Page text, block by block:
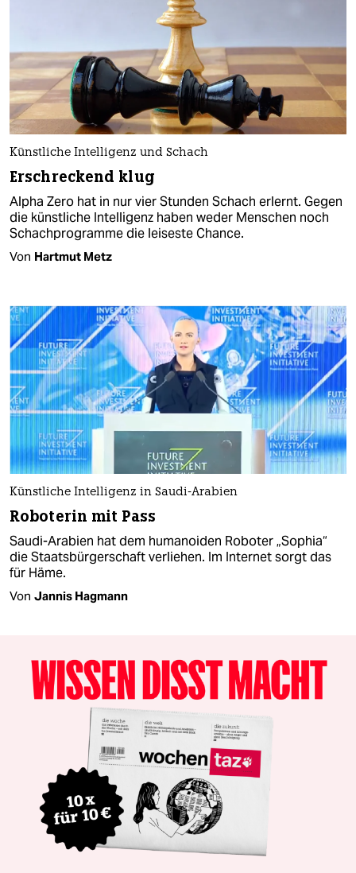
Künstliche Intelligenz und Schach
Erschreckend klug
Alpha Zero hat in nur vier Stunden Schach erlernt. Gegen
die künstliche Intelligenz haben weder Menschen noch
Schachprogramme die leiseste Chance.
Von Hartmut Metz
Künstliche Intelligenz in Saudi-Arabien
Roboterin mit Pass
Saudi-Arabien hat dem humanoiden Roboter „Sophia“
die Staatsbürgerschaft verliehen. Im Internet sorgt das
für Häme.
Von Jannis Hagmann